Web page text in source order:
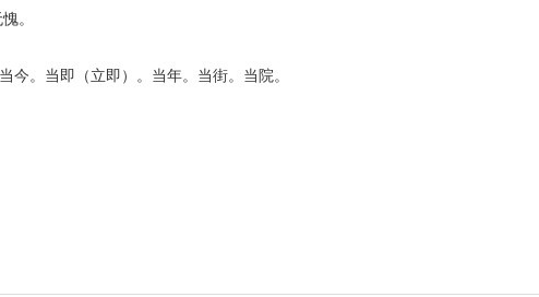
。
今。当即（立即）。当年。当街。当院。